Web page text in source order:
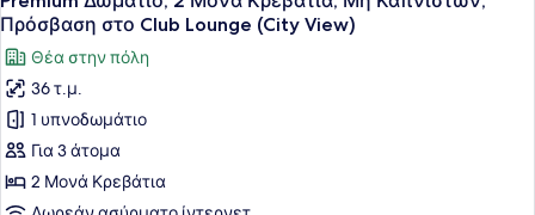
Καπνιστών,
Θέα
στην
Πόλη
όλων
των
φωτογραφιών
για
Premium
Δωμάτιο,
2
Μονά
Πρόσβαση στο Club Lounge (City View)
Θέα στην πόλη
36 τ.μ.
1 υπνοδωμάτιο
Για 3 άτομα
2 Μονά Κρεβάτια